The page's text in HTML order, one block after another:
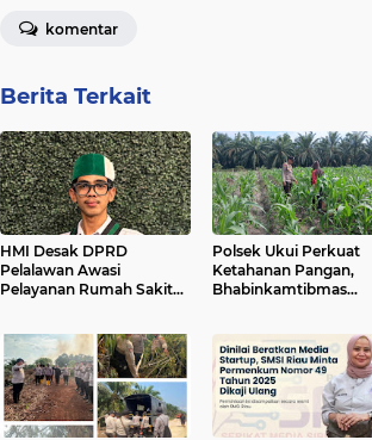
komentar
Berita Terkait
HMI Desak DPRD
Pelalawan Awasi
Pelayanan Rumah Sakit
Polsek Ukui Perkuat
Ketahanan Pangan,
Bhabinkamtibmas
Hitam